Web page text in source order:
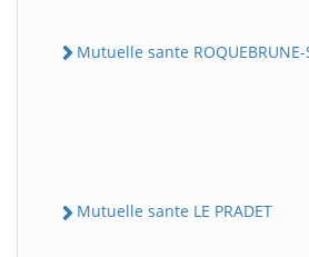
Mutuelle sante ROQUEBRUNE-
Mutuelle sante LE PRADET